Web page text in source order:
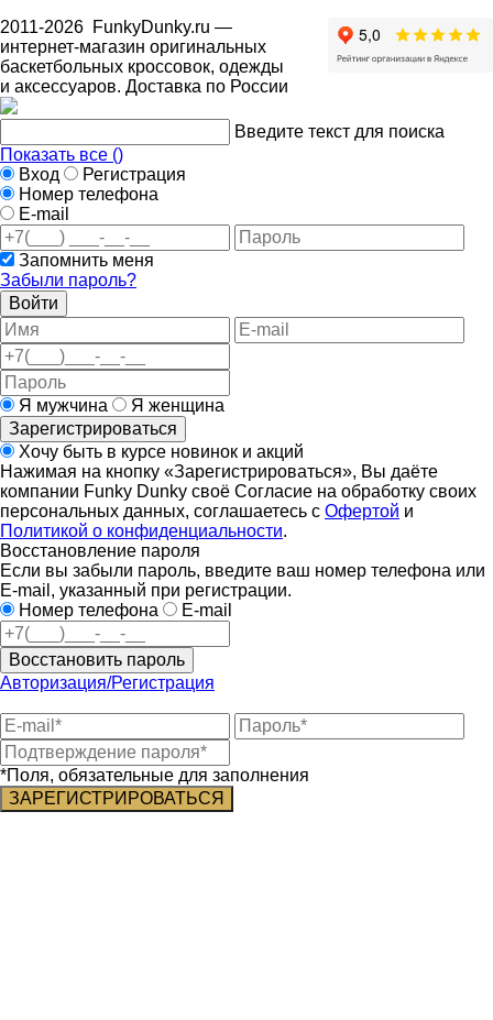
2011-2026 FunkyDunky.ru —
интернет-магазин оригинальных
баскетбольных кроссовок, одежды
и аксессуаров. Доставка по России
Введите текст для поиска
Показать все ()
Вход
Регистрация
Номер телефона
E-mail
Запомнить меня
Забыли пароль?
Войти
Я мужчина
Я женщина
Зарегистрироваться
Хочу быть в курсе новинок и акций
Нажимая на кнопку «Зарегистрироваться», Вы даёте
компании Funky Dunky своё Согласие на обработку своих
персональных данных, соглашаетесь с Офертой и
Политикой о конфиденциальности.
Восстановление пароля
Если вы забыли пароль, введите ваш номер телефона или
E-mail, указанный при регистрации.
Номер телефона
E-mail
Восстановить пароль
Авторизация/Регистрация
*Поля, обязательные для заполнения